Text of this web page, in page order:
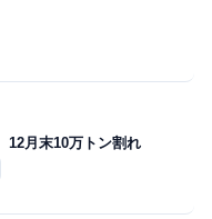
12月末10万トン割れ